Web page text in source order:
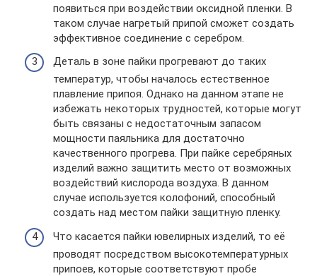
появиться при воздействии оксидной пленки. В
таком случае нагретый припой сможет создать
эффективное соединение с серебром.
Деталь в зоне пайки прогревают до таких
температур, чтобы началось естественное
плавление припоя. Однако на данном этапе не
избежать некоторых трудностей, которые могут
быть связаны с недостаточным запасом
мощности паяльника для достаточно
качественного прогрева. При пайке серебряных
изделий важно защитить место от возможных
воздействий кислорода воздуха. В данном
случае используется колофоний, способный
создать над местом пайки защитную пленку.
Что касается пайки ювелирных изделий, то её
проводят посредством высокотемпературных
припоев, которые соответствуют пробе